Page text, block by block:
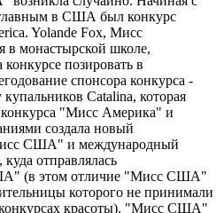
в США был конкурс
Yolande Fox, Мисс
в монастырской школе,
конкурсе позировать в
спонсора конкурса -
Catalina, которая
"Мисс Америка" и
создала новый
США" и международный
отправлялась
(в этом отличие "Мисс США"
которого не принимали
красоты). "Мисс США"